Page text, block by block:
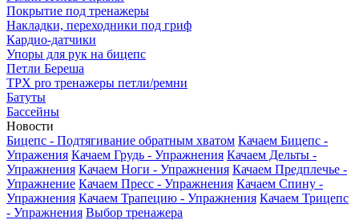
Покрытие под тренажеры
Накладки, переходники под гриф
Кардио-датчики
Упоры для рук на бицепс
Петли Береша
TРX pro тренажеры петли/ремни
Батуты
Бассейны
Новости
Бицепс - Подтягивание обратным хватом Качаем Бицепс -
Упражения Качаем Грудь - Упражнения Качаем Дельты -
Упражнения Качаем Ноги - Упражнения Качаем Предплечье -
Упражнение Качаем Пресс - Упражнения Качаем Спину -
Упражнения Качаем Трапецию - Упражнения Качаем Трицепс
- Упражнения Выбор тренажера